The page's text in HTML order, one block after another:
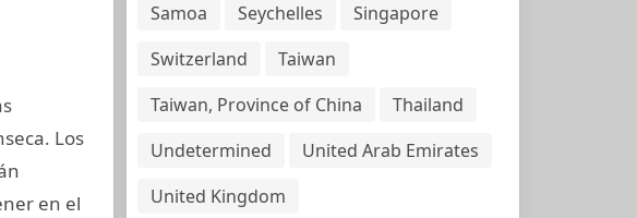
Los
en el
Samoa
Seychelles
Singapore
Switzerland
Taiwan
Taiwan, Province of China
Thailand
Undetermined
United Arab Emirates
United Kingdom